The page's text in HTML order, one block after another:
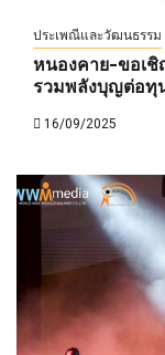
ประเพณีและวัฒนธรรม
หนองคาย-ขอเ
รวมพลังบุญต่อทุ
16/09/2025